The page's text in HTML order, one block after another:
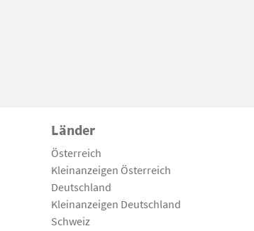
Länder
Österreich
Kleinanzeigen Österreich
Deutschland
Kleinanzeigen Deutschland
Schweiz